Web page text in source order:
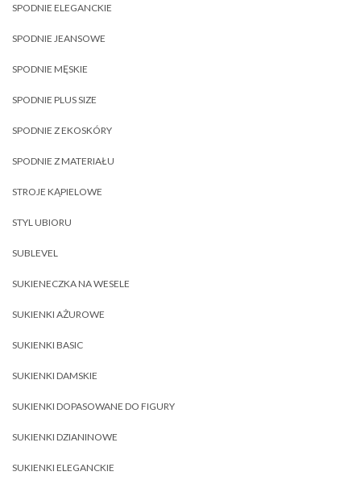
SPODNIE ELEGANCKIE
SPODNIE JEANSOWE
SPODNIE MĘSKIE
SPODNIE PLUS SIZE
SPODNIE Z EKOSKÓRY
SPODNIE Z MATERIAŁU
STROJE KĄPIELOWE
STYL UBIORU
SUBLEVEL
SUKIENECZKA NA WESELE
SUKIENKI AŻUROWE
SUKIENKI BASIC
SUKIENKI DAMSKIE
SUKIENKI DOPASOWANE DO FIGURY
SUKIENKI DZIANINOWE
SUKIENKI ELEGANCKIE